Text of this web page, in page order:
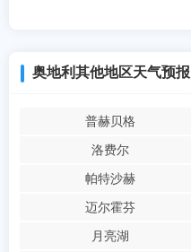
奥地利其他地区天气预报
普赫贝格
洛费尔
帕特沙赫
迈尔霍芬
月亮湖